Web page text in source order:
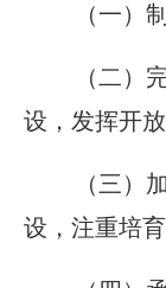
（一）
（二）
设，发挥开
（三）
设，注重培